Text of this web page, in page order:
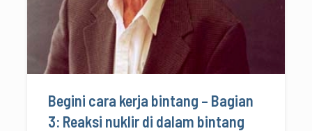
Begini cara kerja bintang – Bagian
3: Reaksi nuklir di dalam bintang